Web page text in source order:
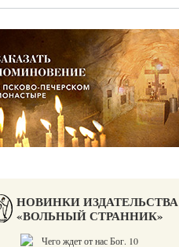
НОВИНКИ ИЗДАТЕЛЬСТВА
«ВОЛЬНЫЙ СТРАННИК»